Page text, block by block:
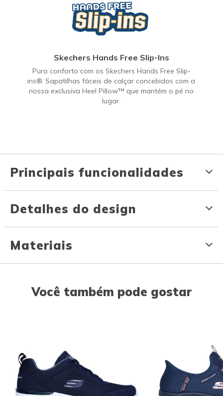
Skechers Hands Free Slip-Ins
Puro conforto com os Skechers Hands Free Slip-
ins®. Sapatilhas fáceis de calçar concebidos com a
nossa exclusiva Heel Pillow™ que mantém o pé no
lugar.
Principais funcionalidades
Detalhes do design
Materiais
Você também pode gostar